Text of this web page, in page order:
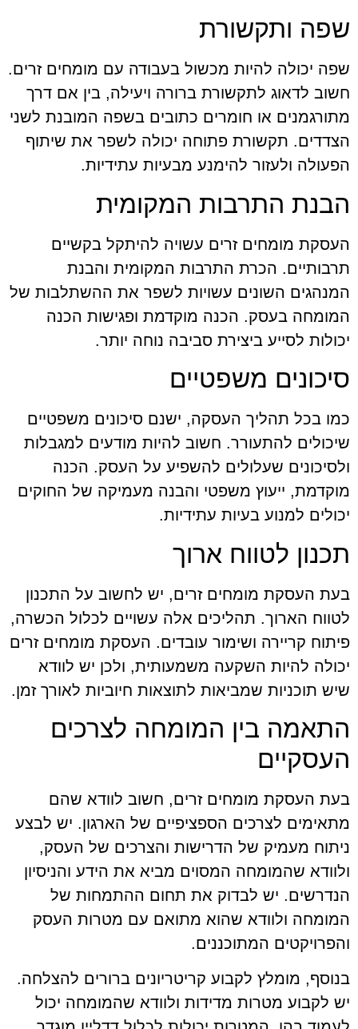
שפה ותקשורת
שפה יכולה להיות מכשול בעבודה עם מומחים זרים.
חשוב לדאוג לתקשורת ברורה ויעילה, בין אם דרך
מתורגמנים או חומרים כתובים בשפה המובנת לשני
הצדדים. תקשורת פתוחה יכולה לשפר את שיתוף
הפעולה ולעזור להימנע מבעיות עתידיות.
הבנת התרבות המקומית
העסקת מומחים זרים עשויה להיתקל בקשיים
תרבותיים. הכרת התרבות המקומית והבנת
המנהגים השונים עשויות לשפר את ההשתלבות של
המומחה בעסק. הכנה מוקדמת ופגישות הכנה
יכולות לסייע ביצירת סביבה נוחה יותר.
סיכונים משפטיים
כמו בכל תהליך העסקה, ישנם סיכונים משפטיים
שיכולים להתעורר. חשוב להיות מודעים למגבלות
ולסיכונים שעלולים להשפיע על העסק. הכנה
מוקדמת, ייעוץ משפטי והבנה מעמיקה של החוקים
יכולים למנוע בעיות עתידיות.
תכנון לטווח ארוך
בעת העסקת מומחים זרים, יש לחשוב על התכנון
לטווח הארוך. תהליכים אלה עשויים לכלול הכשרה,
פיתוח קריירה ושימור עובדים. העסקת מומחים זרים
יכולה להיות השקעה משמעותית, ולכן יש לוודא
שיש תוכניות שמביאות לתוצאות חיוביות לאורך זמן.
התאמה בין המומחה לצרכים
העסקיים
בעת העסקת מומחים זרים, חשוב לוודא שהם
מתאימים לצרכים הספציפיים של הארגון. יש לבצע
ניתוח מעמיק של הדרישות והצרכים של העסק,
ולוודא שהמומחה המסוים מביא את הידע והניסיון
הנדרשים. יש לבדוק את תחום ההתמחות של
המומחה ולוודא שהוא מתואם עם מטרות העסק
והפרויקטים המתוכננים.
בנוסף, מומלץ לקבוע קריטריונים ברורים להצלחה.
יש לקבוע מטרות מדידות ולוודא שהמומחה יכול